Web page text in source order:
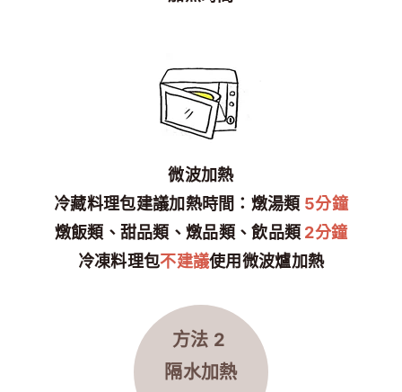
微波加熱
冷藏料理包建議加熱時間：燉湯類 5分鐘
燉飯類、甜品類、燉品類、飲品類 2分鐘
冷凍料理包不建議使用微波爐加熱
方法 2
隔水加熱